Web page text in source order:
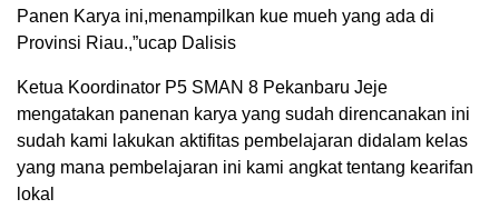
Panen Karya ini,menampilkan kue mueh yang ada di
Provinsi Riau.,”ucap Dalisis
Ketua Koordinator P5 SMAN 8 Pekanbaru Jeje
mengatakan panenan karya yang sudah direncanakan ini
sudah kami lakukan aktifitas pembelajaran didalam kelas
yang mana pembelajaran ini kami angkat tentang kearifan
lokal